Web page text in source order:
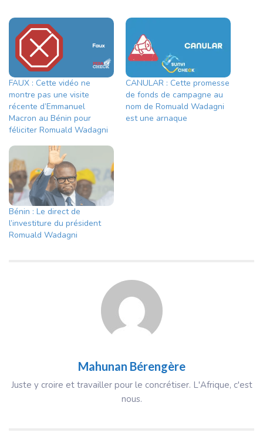
FAUX : Cette vidéo ne
montre pas une visite
récente d’Emmanuel
Macron au Bénin pour
féliciter Romuald Wadagni
CANULAR : Cette promesse
de fonds de campagne au
nom de Romuald Wadagni
est une arnaque
Bénin : Le direct de
l’investiture du président
Romuald Wadagni
Mahunan Bérengère
Juste y croire et travailler pour le concrétiser. L'Afrique, c'est
nous.